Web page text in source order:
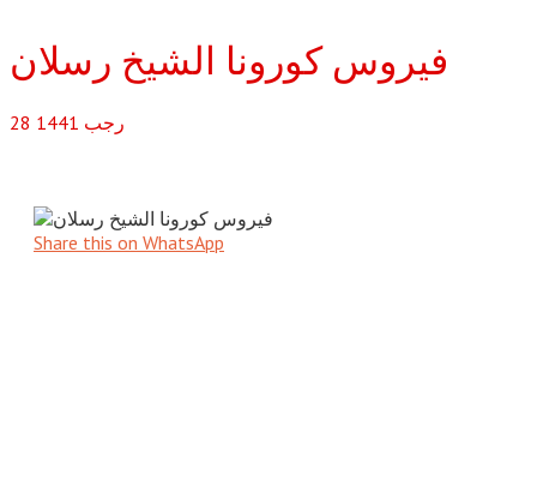
فيروس كورونا الشيخ رسلان
28 رجب 1441
Share this on WhatsApp